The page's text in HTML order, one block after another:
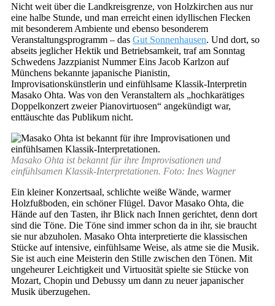
Nicht weit über die Landkreisgrenze, von Holzkirchen aus nur
eine halbe Stunde, und man erreicht einen idyllischen Flecken
mit besonderem Ambiente und ebenso besonderem
Veranstaltungsprogramm – das Gut Sonnenhausen. Und dort, so
abseits jeglicher Hektik und Betriebsamkeit, traf am Sonntag
Schwedens Jazzpianist Nummer Eins Jacob Karlzon auf
Münchens bekannte japanische Pianistin,
Improvisationskünstlerin und einfühlsame Klassik-Interpretin
Masako Ohta. Was von den Veranstaltern als „hochkarätiges
Doppelkonzert zweier Pianovirtuosen“ angekündigt war,
enttäuschte das Publikum nicht.
Masako Ohta ist bekannt für ihre Improvisationen und
einfühlsamen Klassik-Interpretationen. Foto: Ines Wagner
Ein kleiner Konzertsaal, schlichte weiße Wände, warmer
Holzfußboden, ein schöner Flügel. Davor Masako Ohta, die
Hände auf den Tasten, ihr Blick nach Innen gerichtet, denn dort
sind die Töne. Die Töne sind immer schon da in ihr, sie braucht
sie nur abzuholen. Masako Ohta interpretierte die klassischen
Stücke auf intensive, einfühlsame Weise, als atme sie die Musik.
Sie ist auch eine Meisterin den Stille zwischen den Tönen. Mit
ungeheurer Leichtigkeit und Virtuosität spielte sie Stücke von
Mozart, Chopin und Debussy um dann zu neuer japanischer
Musik überzugehen.